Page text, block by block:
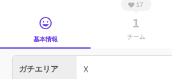
基本情報
17
1
チーム
ガチエリア X